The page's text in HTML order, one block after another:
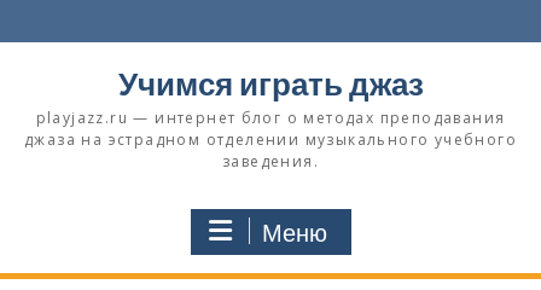
к
Учимся играть джаз
playjazz.ru — интернет блог о методах преподавания
джаза на эстрадном отделении музыкального учебного
заведения.
Меню